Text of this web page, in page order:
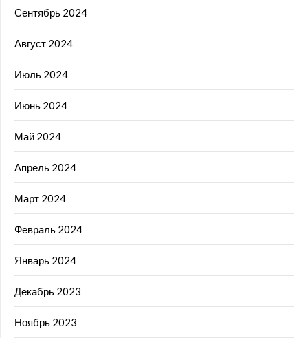
Сентябрь 2024
Август 2024
Июль 2024
Июнь 2024
Май 2024
Апрель 2024
Март 2024
Февраль 2024
Январь 2024
Декабрь 2023
Ноябрь 2023